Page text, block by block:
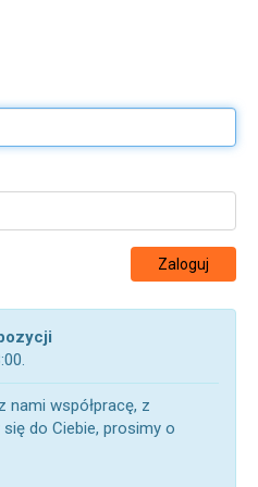
Zaloguj
nami współpracę, z
do Ciebie, prosimy o